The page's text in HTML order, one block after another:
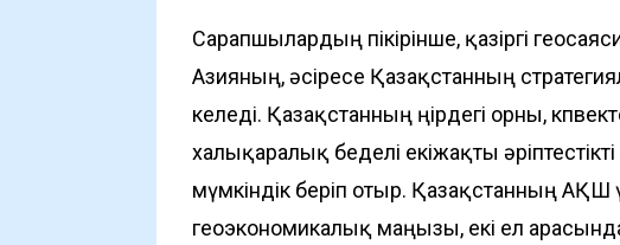
Сарапшылардың пікірінше, қазіргі
Азияның, әсіресе Қазақстанның
келеді. Қазақстанның өңірдегі орны,
халықаралық беделі екіжақты
мүмкіндік беріп отыр. Қазақстанның АҚШ
геоэкономикалық маңызы, екі ел